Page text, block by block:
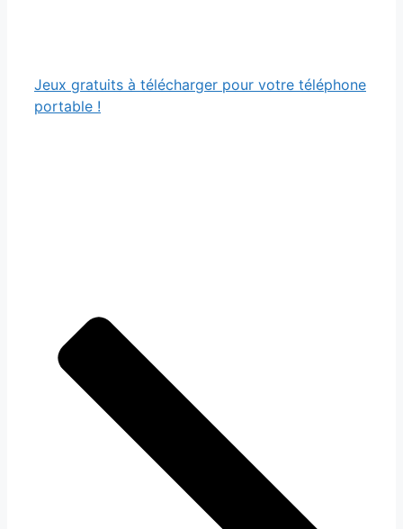
Jeux gratuits à télécharger pour votre téléphone
portable !